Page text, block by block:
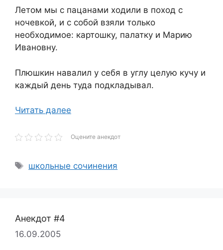
Летом мы с пацанами ходили в поход с
ночевкой, и с собой взяли только
необходимое: картошку, палатку и Марию
Ивановну.
Плюшкин навалил у себя в углу целую кучу и
каждый день туда подкладывал.
Читать далее
Оцените анекдот
Метки
школьные сочинения
Анекдот #4
16.09.2005